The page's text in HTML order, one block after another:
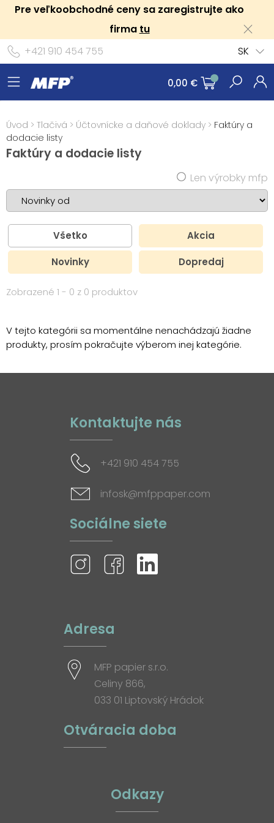
Pre veľkoobchodné ceny sa zaregistrujte ako
firma tu
+421 910 454 755
SK
0,00 €
Úvod > Tlačivá > Účtovnícke a daňové doklady > Faktúry a
dodacie listy
Faktúry a dodacie listy
Len výrobky mfp
Všetko Akcia
Novinky Dopredaj
Zobrazené 1 - 0 z 0 produktov
V tejto kategórii sa momentálne nenachádzajú žiadne
produkty, prosím pokračujte výberom inej kategórie.
Kontaktujte nás
+421 910 454 755
infosk@mfppaper.com
Sociálne siete
Adresa
MFP papier s.r.o.
Celiny 866,
033 01 Liptovský Hrádok
Otváracia doba
Odkazy